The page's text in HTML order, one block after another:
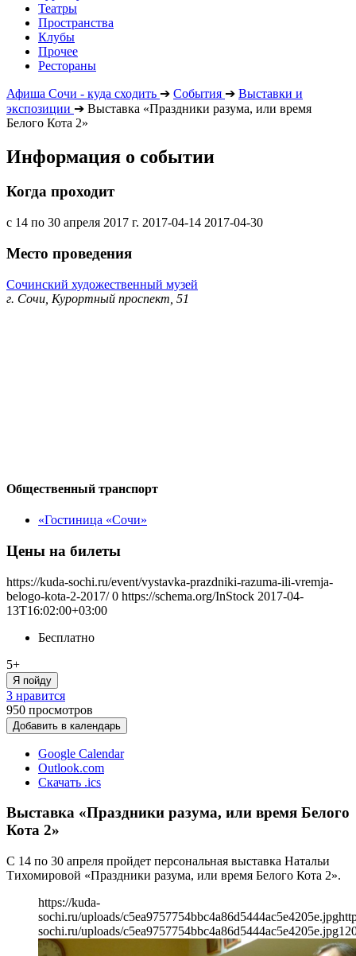
Театры
Пространства
Клубы
Прочее
Рестораны
Афиша Сочи - куда сходить ➔ События ➔ Выставки и
экспозиции ➔ Выставка «Праздники разума, или время
Белого Кота 2»
Информация о событии
Когда проходит
с 14 по 30 апреля 2017 г. 2017-04-14 2017-04-30
Место проведения
Сочинский художественный музей
г. Сочи, Курортный проспект, 51
Общественный транспорт
«Гостиница «Сочи»
Цены на билеты
https://kuda-sochi.ru/event/vystavka-prazdniki-razuma-ili-vremja-
belogo-kota-2-2017/ 0 https://schema.org/InStock 2017-04-
13T16:02:00+03:00
Бесплатно
5+
Я пойду
3 нравится
950 просмотров
Добавить в календарь
Google Calendar
Outlook.com
Скачать .ics
Выставка «Праздники разума, или время Белого
Кота 2»
С 14 по 30 апреля пройдет персональная выставка Натальи
Тихомировой «Праздники разума, или время Белого Кота 2».
https://kuda-
sochi.ru/uploads/c5ea9757754bbc4a86d5444ac5e4205e.jpg
sochi.ru/uploads/c5ea9757754bbc4a86d5444ac5e4205e.jpg